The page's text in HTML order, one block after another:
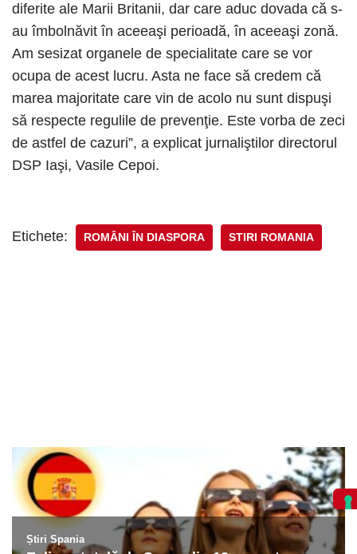
diferite ale Marii Britanii, dar care aduc dovada că s-
au îmbolnăvit în aceeaşi perioadă, în aceeaşi zonă.
Am sesizat organele de specialitate care se vor
ocupa de acest lucru. Asta ne face să credem că
marea majoritate care vin de acolo nu sunt dispuşi
să respecte regulile de prevenţie. Este vorba de zeci
de astfel de cazuri”, a explicat jurnaliştilor directorul
DSP Iaşi, Vasile Cepoi.
Etichete: ROMÂNI ÎN DIASPORA STIRI ROMANIA